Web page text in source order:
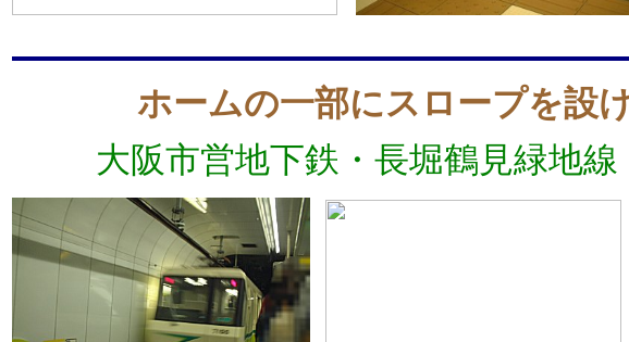
ホームの一部にスロープを設
大阪市営地下鉄・長堀鶴見緑地線